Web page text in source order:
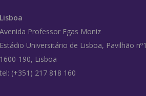
Lisboa
Avenida Professor Egas Moniz
Estádio Universitário de Lisboa, Pavilhão nº1
1600-190, Lisboa
tel: (+351) 217 818 160